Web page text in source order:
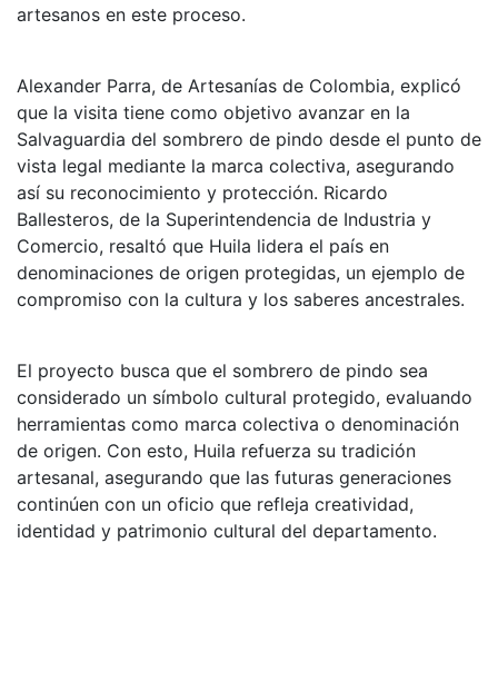
artesanos en este proceso.
Alexander Parra, de Artesanías de Colombia, explicó
que la visita tiene como objetivo avanzar en la
Salvaguardia del sombrero de pindo desde el punto de
vista legal mediante la marca colectiva, asegurando
así su reconocimiento y protección. Ricardo
Ballesteros, de la Superintendencia de Industria y
Comercio, resaltó que Huila lidera el país en
denominaciones de origen protegidas, un ejemplo de
compromiso con la cultura y los saberes ancestrales.
El proyecto busca que el sombrero de pindo sea
considerado un símbolo cultural protegido, evaluando
herramientas como marca colectiva o denominación
de origen. Con esto, Huila refuerza su tradición
artesanal, asegurando que las futuras generaciones
continúen con un oficio que refleja creatividad,
identidad y patrimonio cultural del departamento.